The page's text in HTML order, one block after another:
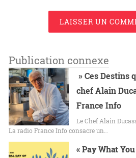
LAISSER UN
Publication connexe
» Ces Destins
chef Alain
France Info
Le Chef Alain
La radio France Info consacre un…
« Pay What